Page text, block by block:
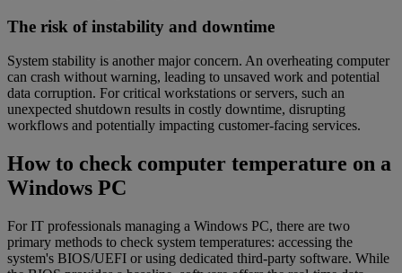
The risk of instability and downtime
System stability is another major concern. An overheating computer
can crash without warning, leading to unsaved work and potential
data corruption. For critical workstations or servers, such an
unexpected shutdown results in costly downtime, disrupting
workflows and potentially impacting customer-facing services.
How to check computer temperature on a
Windows PC
For IT professionals managing a Windows PC, there are two
primary methods to check system temperatures: accessing the
system's BIOS/UEFI or using dedicated third-party software. While